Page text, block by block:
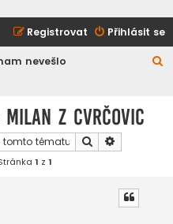
Přihlásit se
Registrovat
nevešlo
Milan z Cvrčovic
Hledat
1 z 1